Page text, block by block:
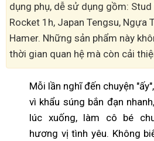
dụng phụ, dễ sử dụng gồm: Stud
Rocket 1h, Japan Tengsu, Ngựa
Hamer. Những sản phẩm này
thời gian quan hệ mà còn cải
Mỗi lần nghĩ đến chuyện
vì khẩu súng bắn đạn
lúc xuống, làm cô bé
hương vị tình yêu. Không